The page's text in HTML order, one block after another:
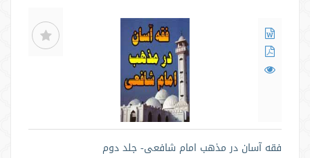
فقه آسان در مذهب امام شافعی- جلد دوم